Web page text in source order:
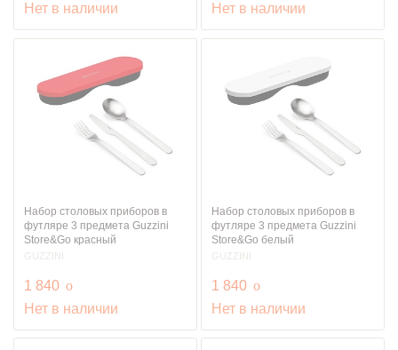
Нет в наличии
Нет в наличии
Набор столовых приборов в
футляре 3 предмета Guzzini
Store&Go красный
GUZZINI
1 840 руб.
o
Нет в наличии
Набор столовых приборов в
футляре 3 предмета Guzzini
Store&Go белый
GUZZINI
1 840 руб.
o
Нет в наличии